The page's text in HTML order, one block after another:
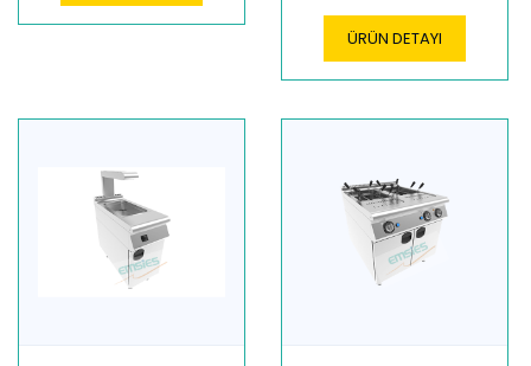
ÜRÜN DETAYI